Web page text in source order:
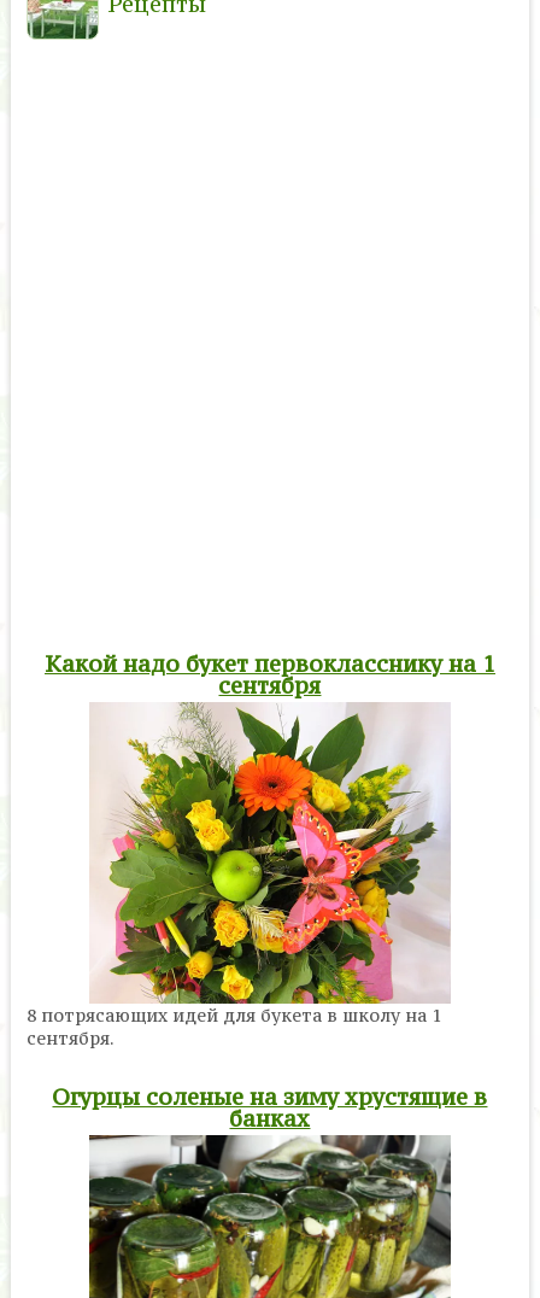
Какой надо букет первокласснику на 1
сентября
8 потрясающих идей для букета в школу на 1
сентября.
Огурцы соленые на зиму хрустящие в
банках